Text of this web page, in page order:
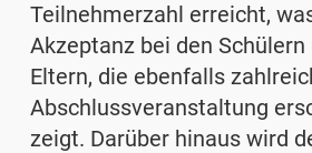
Teilnehmerzahl erreicht,
Akzeptanz bei den Schülern
Eltern, die ebenfalls
Abschlussveranstaltung
zeigt. Darüber hinaus wird